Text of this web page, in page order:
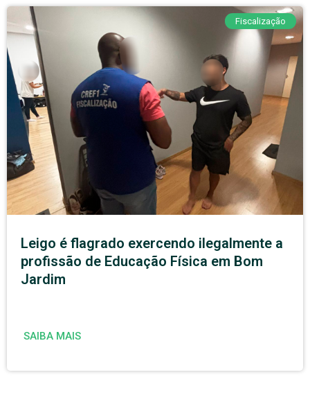
Fiscalização
Leigo é flagrado exercendo ilegalmente a
profissão de Educação Física em Bom
Jardim
SAIBA MAIS